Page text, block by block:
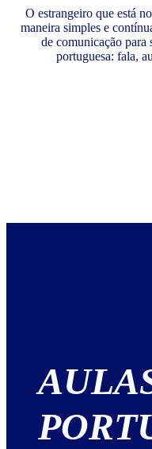
O estrangeiro que está
maneira simples e
de comunicação para
portuguesa: fala,